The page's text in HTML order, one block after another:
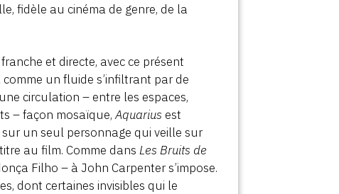
fidèle au cinéma de genre, de la
et directe, avec ce présent
un fluide s’infiltrant par de
circulation – entre les espaces,
– façon mosaïque,Aquarius est
un seul personnage qui veille sur
au film. Comme dansLes Bruits de
Filho – à John Carpenter s’impose.
dont certaines invisibles qui le